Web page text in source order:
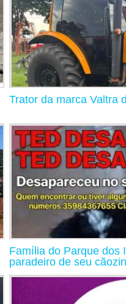
Trator da marca Valtra
Família do Parque dos
paradeiro de seu